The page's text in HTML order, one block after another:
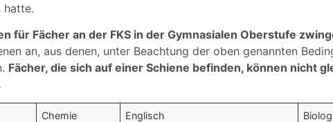
hatte.
für Fächer an der FKS in der Gymnasialen Oberstufe
an, aus denen, unter Beachtung der oben genannten
Fächer, die sich auf einer Schiene befinden, können nicht
Chemie Englisch